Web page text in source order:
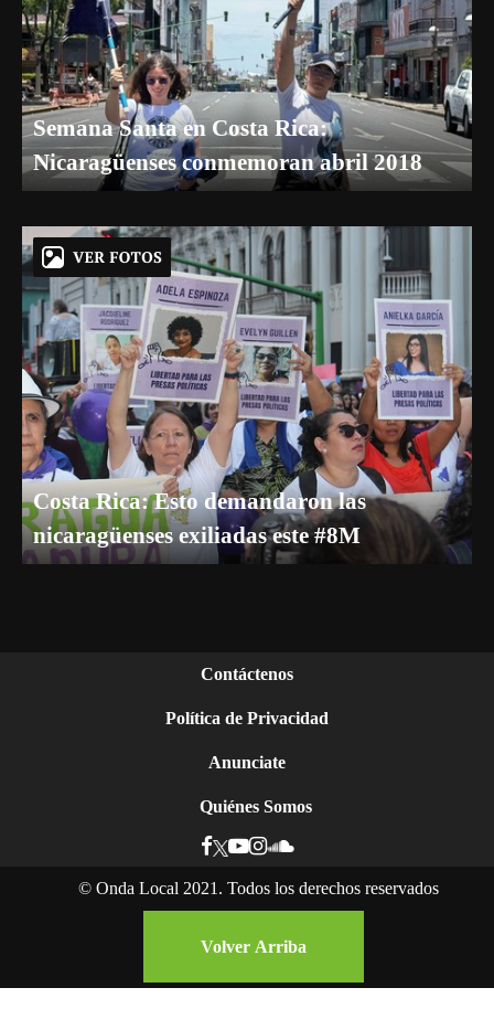
Semana Santa en Costa Rica:
Nicaragüenses conmemoran abril 2018
Costa Rica: Esto demandaron las
nicaragüenses exiliadas este #8M
Contáctenos
Política de Privacidad
Anunciate
Quiénes Somos
© Onda Local 2021. Todos los derechos reservados
Volver Arriba